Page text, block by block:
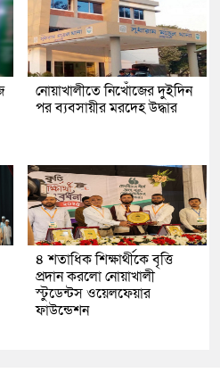
নোয়াখালীতে নিখোঁজের দুইদিন
পর ব্যবসায়ীর মরদেহ উদ্ধার
৪ শতাধিক শিক্ষার্থীকে বৃত্তি
প্রদান করলো নোয়াখালী
স্টুডেন্টস ওয়েলফেয়ার
ফাউন্ডেশন